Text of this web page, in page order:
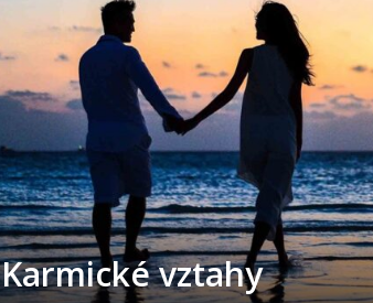
Karmické vztahy